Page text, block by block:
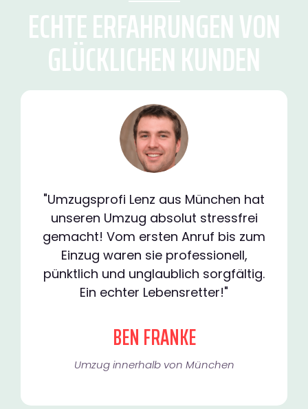
ECHTE ERFAHRUNGEN VON
GLÜCKLICHEN KUNDEN
"Umzugsprofi Lenz aus München hat
unseren Umzug absolut stressfrei
gemacht! Vom ersten Anruf bis zum
Einzug waren sie professionell,
pünktlich und unglaublich sorgfältig.
Ein echter Lebensretter!"
BEN FRANKE
Umzug innerhalb von München​